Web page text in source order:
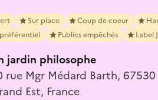
Sur place Coup de coeur
Publics empêchés Label
jardin philosophe
rue Mgr Médard Barth,
Est, France